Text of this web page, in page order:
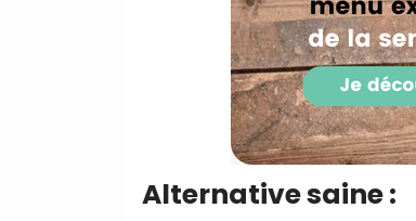
Alternative saine :